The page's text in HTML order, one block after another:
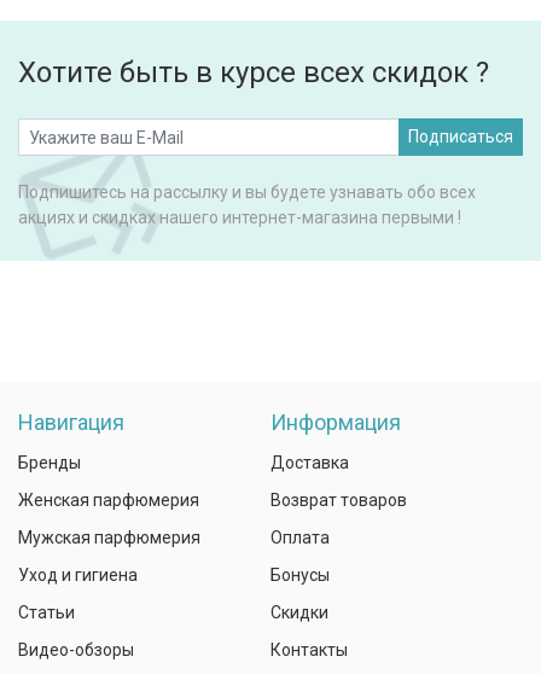
Хотите быть в курсе всех скидок ?
Подписаться
Подпишитесь на рассылку и вы будете узнавать обо всех
акциях и скидках нашего интернет-магазина первыми !
Навигация
Бренды
Женская парфюмерия
Мужская парфюмерия
Уход и гигиена
Статьи
Видео-обзоры
Информация
Доставка
Возврат товаров
Оплата
Бонусы
Скидки
Контакты